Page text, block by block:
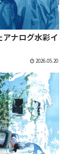
ナログ水彩イ
2026.05.20